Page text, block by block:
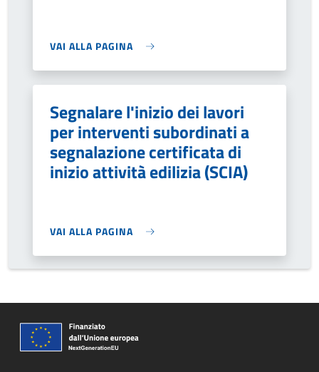
VAI ALLA PAGINA
Segnalare l'inizio dei lavori
per interventi subordinati a
segnalazione certificata di
inizio attività edilizia (SCIA)
VAI ALLA PAGINA